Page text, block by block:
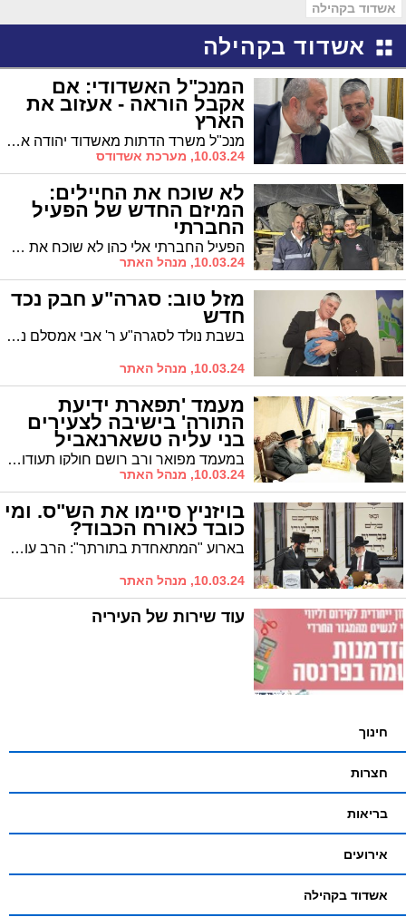
אשדוד בקהילה
אשדוד בקהילה
המנכ"ל האשדודי: אם
אקבל הוראה - אעזוב את
הארץ
מנכ"ל משרד הדתות מאשדוד יהודה אבידן הגיב הבוקר לסערה שעוררו דברי הרב הראשי הגר"י יוסף לפיה "אם יגייסו לומדי תורה בכפיה ניסע כולנו לחו"ל". בדבריו הבהיר: "אם אקבל הוראה אני אעזוב את הארץ. אף אחד לא צריך לעשות דברים בכפייה. אל תדאגו על החיים בחו"ל"
10.03.24, מערכת אשדודס
לא שוכח את החיילים:
המיזם החדש של הפעיל
החברתי
הפעיל החברתי אלי כהן לא שוכח את חיילי צה"ל, והוא יוצא במיזם מיוחד של איסוף משלוחי מנות וחלוקתם לחיילי צה"ל
10.03.24, מנהל האתר
מזל טוב: סגרה"ע חבק נכד
חדש
בשבת נולד לסגרה"ע ר' אבי אמסלם נכד נוסף. הברית בע"ה בשבת הקרובה
10.03.24, מנהל האתר
מעמד 'תפארת ידיעת
התורה' בישיבה לצעירים
בני עליה טשארנאביל
במעמד מפואר ורב רושם חולקו תעודות הצטיינות ופרסי הוקרה למצטייני ידיעת המסכתא • בהשתתפות כ"ק מרן אדמו"ר מטשארנאביל שליט"א, נערך במבחן פומבי על כל מסכת קידושין ע"י הגאון הגדול רבי חיים שכטר שליט"א אשר הפליא את ידיעת הבחורים לעיניהם המשתאות של ההורים
10.03.24, מנהל האתר
בויזניץ סיימו את הש"ס. ומי
כובד כאורח הכבוד?
בארוע "המתאחדת בתורתך": הרב עובדיה דהן יו"ר המועצה הדתית אורח כבוד במעמד סיום הש"ס שע"י קהילת "ישועות משה" ויזניץ לע"נ כ"ק מרן אדמו"ר ה'ישועות משה' זצוק"ל
10.03.24, מנהל האתר
עוד שירות של העיריה
חינוך
חצרות
בריאות
אירועים
אשדוד בקהילה